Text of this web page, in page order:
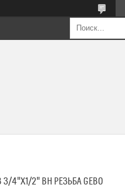
4"X1/2" ВН РЕЗЬБА GEBO